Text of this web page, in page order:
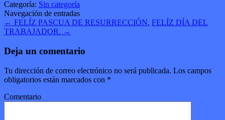
Outlook.com
Categoría: Sin categoría
Navegación de entradas
← FELÍZ PASCUA DE RESURRECCIÓN. FELÍZ DÍA DEL
TRABAJADOR. →
Deja un comentario
Tu dirección de correo electrónico no será publicada. Los campos
obligatorios están marcados con *
Comentario